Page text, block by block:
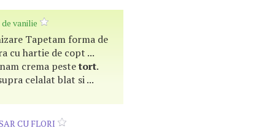
vanilie
Tapetam forma de
cu hartie de copt ...
crema pestetort.
celalat blat si ...
CU FLORI